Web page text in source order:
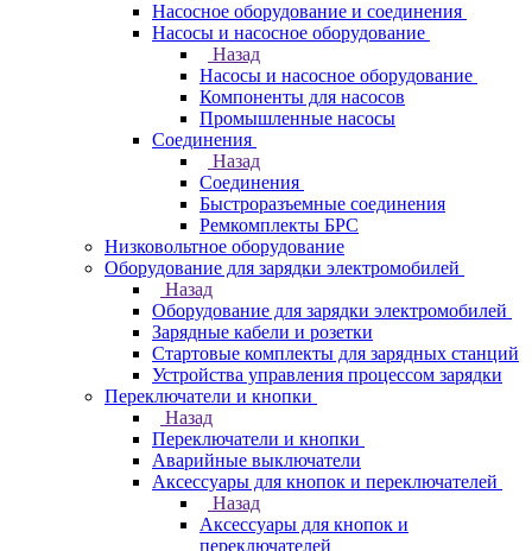
Насосное оборудование и соединения
Насосы и насосное оборудование
Назад
Насосы и насосное оборудование
Компоненты для насосов
Промышленные насосы
Соединения
Назад
Соединения
Быстроразъемные соединения
Ремкомплекты БРС
Низковольтное оборудование
Оборудование для зарядки электромобилей
Назад
Оборудование для зарядки электромобилей
Зарядные кабели и розетки
Стартовые комплекты для зарядных станций
Устройства управления процессом зарядки
Переключатели и кнопки
Назад
Переключатели и кнопки
Аварийные выключатели
Аксессуары для кнопок и переключателей
Назад
Аксессуары для кнопок и
переключателей